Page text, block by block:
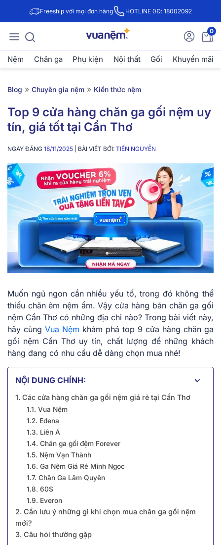
Freeship với mọi đơn hàng HOTLINE 0Đ: 18002092
0
Nệm Chăn ga Phụ kiện Nội thất Gối Khuyến mãi
Blog » Chuyên gia nệm » Kiến thức nệm
Top 9 cửa hàng chăn ga gối nệm uy
tín, giá tốt tại Cần Thơ
NGÀY ĐĂNG 18/11/2025 | BÀI VIẾT BỞI: TIẾN NGUYỄN
Muốn ngủ ngon cần nhiều yếu tố, trong đó không thể
thiếu chăn êm nệm ấm. Vậy cửa hàng bán chăn ga gối
nệm Cần Thơ có những địa chỉ nào? Trong bài viết này,
hãy cùng Vua Nệm khám phá top 9 cửa hàng chăn ga
gối nệm Cần Thơ uy tín, chất lượng để những khách
hàng đang có nhu cầu dễ dàng chọn mua nhé!
NỘI DUNG CHÍNH:
1. Các cửa hàng chăn ga gối nệm giá rẻ tại Cần Thơ
1.1. Vua Nệm
1.2. Edena
1.3. Liên Á
1.4. Chăn ga gối đệm Forever
1.5. Nệm Vạn Thành
1.6. Ga Nệm Giá Rẻ Minh Ngọc
1.7. Chăn Ga Lâm Quyên
1.8. 60S
1.9. Everon
2. Cần lưu ý những gì khi chọn mua chăn ga gối nệm
mới?
3. Câu hỏi thường gặp